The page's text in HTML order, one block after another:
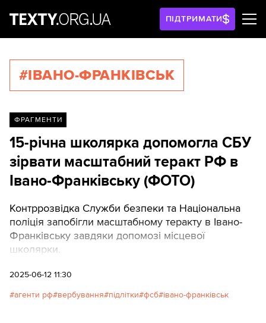
ПІДТРИМАТИ
#ІВАНО-ФРАНКІВСЬК
ФРАГМЕНТИ
15-річна школярка допомогла СБУ
зірвати масштабний теракт РФ в
Івано-Франківську (ФОТО)
Контррозвідка Служби безпеки та Національна
поліція запобігли масштабному теракту в Івано-
Франківську завдяки допомозі місцевої
школярки.
2025-06-12 11:30
агенти рф вербування підлітки фсб івано-франківськ